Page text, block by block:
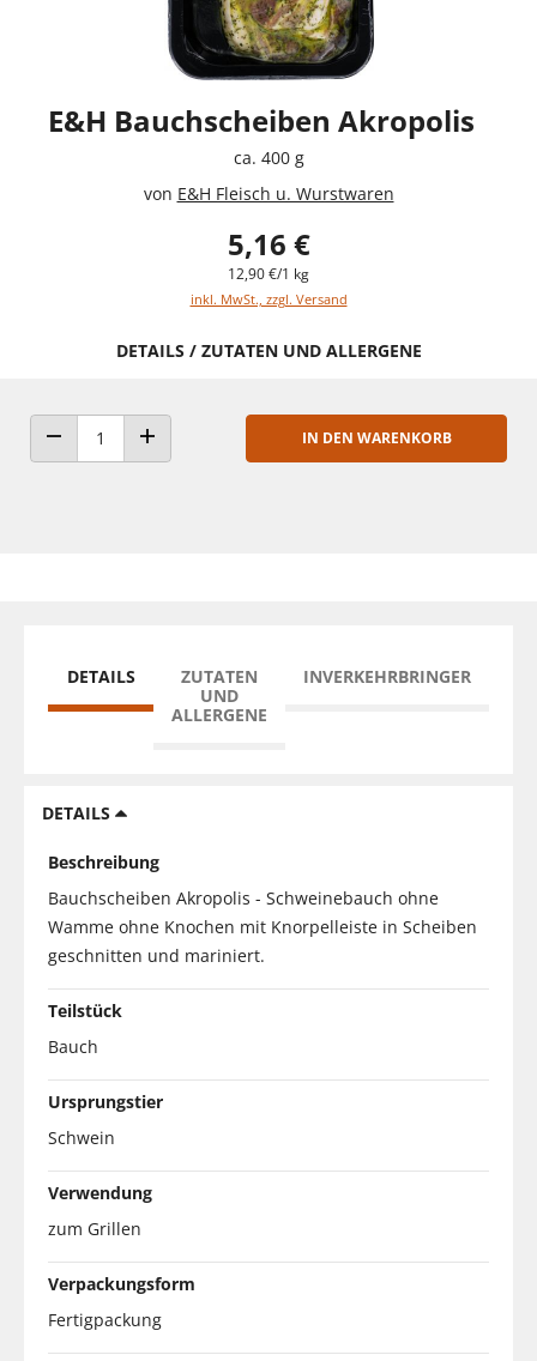
E&H Bauchscheiben Akropolis
ca. 400 g
von E&H Fleisch u. Wurstwaren
5,16 €
12,90 €/1 kg
inkl. MwSt., zzgl. Versand
DETAILS / ZUTATEN UND ALLERGENE
ANZAHL VERRINGERNANZAHL ERHÖHEN
IN DEN WARENKORB
DETAILS
ZUTATEN
UND
ALLERGENE
INVERKEHRBRINGER
DETAILS
Beschreibung
Bauchscheiben Akropolis - Schweinebauch ohne
Wamme ohne Knochen mit Knorpelleiste in Scheiben
geschnitten und mariniert.
Teilstück
Bauch
Ursprungstier
Schwein
Verwendung
zum Grillen
Verpackungsform
Fertigpackung